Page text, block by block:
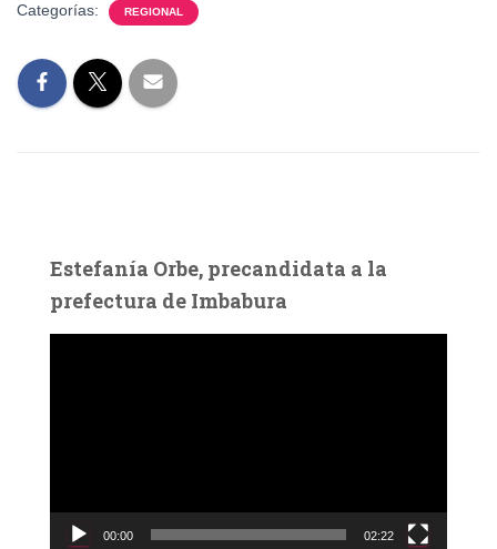
Categorías: REGIONAL
Estefanía Orbe, precandidata a la
prefectura de Imbabura
c
00:00 02:22